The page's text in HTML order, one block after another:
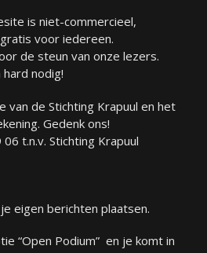
is niet-commercieel,
voor iedereen.
de steun van onze lezers.
nodig!
van de Stichting Krapuul en het
Gedenk ons!
t.n.v. Stichting Krapuul
eigen berichten plaatsen.
“Open Podium” en je komt in